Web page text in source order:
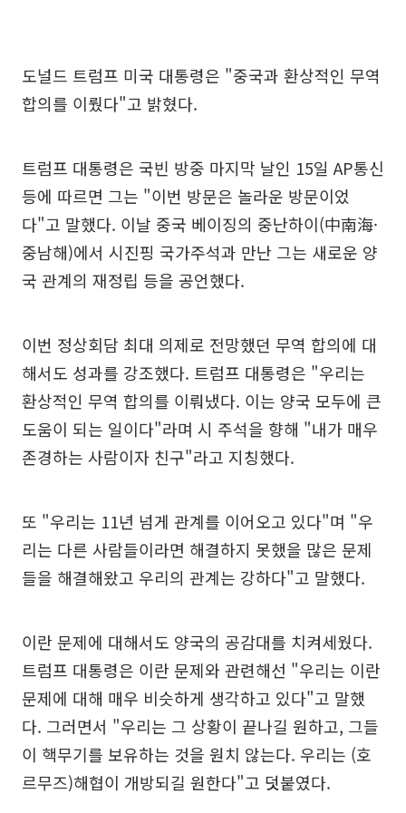
도널드 트럼프 미국 대통령은 "중국과 환상적인 무역
합의를 이뤘다"고 밝혔다.
트럼프 대통령은 국빈 방중 마지막 날인 15일 AP통신
등에 따르면 그는 "이번 방문은 놀라운 방문이었
다"고 말했다. 이날 중국 베이징의 중난하이(中南海·
중남해)에서 시진핑 국가주석과 만난 그는 새로운 양
국 관계의 재정립 등을 공언했다.
이번 정상회담 최대 의제로 전망했던 무역 합의에 대
해서도 성과를 강조했다. 트럼프 대통령은 "우리는
환상적인 무역 합의를 이뤄냈다. 이는 양국 모두에 큰
도움이 되는 일이다"라며 시 주석을 향해 "내가 매우
존경하는 사람이자 친구"라고 지칭했다.
또 "우리는 11년 넘게 관계를 이어오고 있다"며 "우
리는 다른 사람들이라면 해결하지 못했을 많은 문제
들을 해결해왔고 우리의 관계는 강하다"고 말했다.
이란 문제에 대해서도 양국의 공감대를 치켜세웠다.
트럼프 대통령은 이란 문제와 관련해선 "우리는 이란
문제에 대해 매우 비슷하게 생각하고 있다"고 말했
다. 그러면서 "우리는 그 상황이 끝나길 원하고, 그들
이 핵무기를 보유하는 것을 원치 않는다. 우리는 (호
르무즈)해협이 개방되길 원한다"고 덧붙였다.